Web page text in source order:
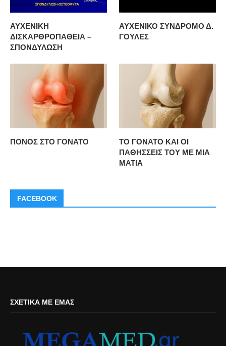
ΑΥΧΕΝΙΚΗ
ΔΙΣΚΑΡΘΡΟΠΑΘΕΙΑ –
ΣΠΟΝΔΥΛΩΣΗ
ΑΥΧΕΝΙΚΟ ΣΥΝΔΡΟΜΟ Δ.
ΓΟΥΛΕΣ
ΠΟΝΟΣ ΣΤΟ ΓΟΝΑΤΟ
ΤΟ ΓΟΝΑΤΟ ΚΑΙ ΟΙ
ΠΑΘΗΣΣΕΙΣ ΤΟΥ ΜΕ ΜΙΑ
ΜΑΤΙΑ
FACEBOOK
ΣΧΕΤΙΚΆ ΜΕ ΕΜΆΣ